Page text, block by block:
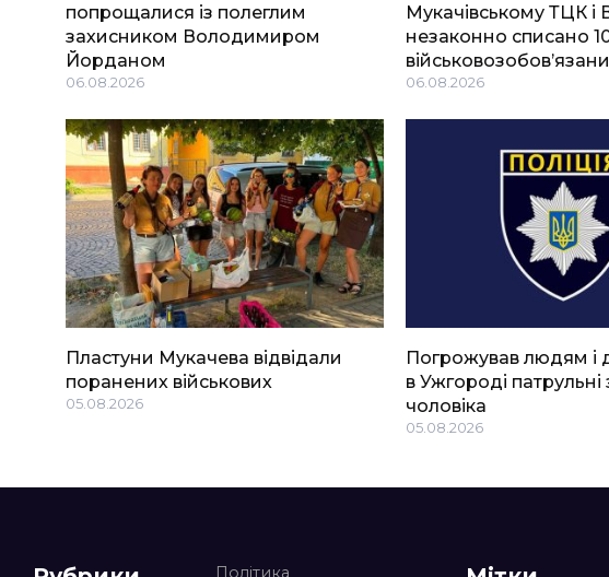
попрощалися із полеглим
захисником Володимиром
Йорданом
06.08.2026
Мукачівському ТЦК і
незаконно списано
06.08.2026
Пластуни Мукачева відвідали
поранених військових
05.08.2026
Погрожував людям і
в Ужгороді
чоловіка
05.08.2026